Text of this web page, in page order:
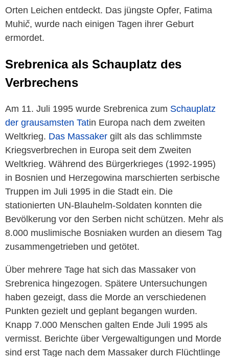
Orten Leichen entdeckt. Das jüngste Opfer, Fatima
Muhič, wurde nach einigen Tagen ihrer Geburt
ermordet.
Srebrenica als Schauplatz des
Verbrechens
Am 11. Juli 1995 wurde Srebrenica zum Schauplatz
der grausamsten Tatin Europa nach dem zweiten
Weltkrieg. Das Massaker gilt als das schlimmste
Kriegsverbrechen in Europa seit dem Zweiten
Weltkrieg. Während des Bürgerkrieges (1992-1995)
in Bosnien und Herzegowina marschierten serbische
Truppen im Juli 1995 in die Stadt ein. Die
stationierten UN-Blauhelm-Soldaten konnten die
Bevölkerung vor den Serben nicht schützen. Mehr als
8.000 muslimische Bosniaken wurden an diesem Tag
zusammengetrieben und getötet.
Über mehrere Tage hat sich das Massaker von
Srebrenica hingezogen. Spätere Untersuchungen
haben gezeigt, dass die Morde an verschiedenen
Punkten gezielt und geplant begangen wurden.
Knapp 7.000 Menschen galten Ende Juli 1995 als
vermisst. Berichte über Vergewaltigungen und Morde
sind erst Tage nach dem Massaker durch Flüchtlinge